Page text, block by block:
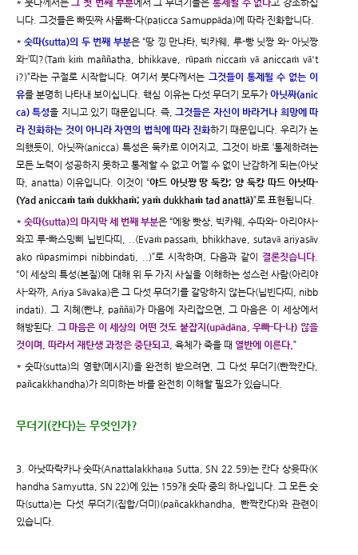
* 붓다께서는그 첫 번째 부분에서 그 무더기들은 통제될 수 없다고 강조하십
니다. 그것들은 빠띳짜 사뭅빠-다(paṭicca Samuppāda)에 따라 진화합니다.
*숫따(sutta)의 두 번째 부분은 “땅 낑 만냐타, 빅카웨, 루-빵 닛짱 와- 아닛짱
와-’띠?(Taṁ kiṁ maññatha, bhikkave, rūpaṁ niccaṁ vā aniccaṁ vā't
i?)”라는 구절로 시작합니다. 여기서 붓다께서는 그것들이 통제될 수 없는 이
유를 분명히 나타내 보이십니다. 핵심 이유는 다섯 무더기 모두가 아닛짜(anic
ca) 특성을 지니고 있기 때문입니다. 즉,그것들은 자신이 바라거나 희망에 따
라 진화하는 것이 아니라 자연의 법칙에 따라 진화하기 때문입니다. 우리가 논
의했듯이, 아닛짜(anicca) 특성은 둑카로 이어지고, 그것이 바로 ‘통제하려는
모든 노력이 성공하지 못하고 통제할 수 없고 어쩔 수 없이 난감하게 되는(아낫
따, anatta) 이유입니다. 이것이 “야드 아닛짱 땅 둑캉; 양 둑캉 따드 아낫따-
(Yad aniccaṁ taṁ dukkhaṁ; yaṁ dukkhaṁ tad anattā)”로 표현됩니다.
* 숫따(sutta)의 마지막 세 번째 부분은 “에왕 빳상, 빅카웨, 수따와- 아리야사-
와꼬 루-빠스밍삐 닙빈다띠, ..(Evaṁ passaṁ, bhikkhave, sutavā ariyasāv
ako rūpasmimpi nibbindati, ..)”로 시작하며, 다음과 같이 결론짓습니다.
“이 세상의 특성(본질)에 대해 위 두 가지 사실을 이해하는 성스런 사람(아리야
사-와까, Ariya Sāvaka)은 그 다섯 무더기를 갈망하지 않는다(닙빈다띠, nibb
indati). 그 지혜(빤냐, paññā)가 마음에 자리잡으면, 그 마음은 이 세상에서
해방된다. 그 마음은 이 세상의 어떤 것도 붙잡지(upādāna, 우빠-다-나) 않을
것이며, 따라서 재탄생 과정은 중단되고, 육체가 죽을 때 열반에 이른다. ”
* 숫따(sutta)의 영향(메시지)을 완전히 받으려면, 그 다섯 무더기(빤짝칸다,
pañcakkhandha)가 의미하는 바를 완전히 이해할 필요가 있습니다.
무더기(칸다)는 무엇인가?
3. 아낫따락카나 숫따(Anattalakkhaṇa Sutta, SN 22.59)는 칸다 상윳따(K
handha Samyutta, SN 22)에 있는 159개 숫따 중의 하나입니다. 그 모든 숫
따(sutta)는 다섯 무더기(집합/더미)(pañcakkhandha, 빤짝칸다)와 관련이
있습니다.